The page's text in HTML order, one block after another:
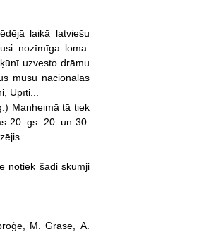
laikā latviešu
nozīmīga loma.
uzvesto drāmu
mūsu nacionālās
Upīti...
Manheimā tā tiek
20. gs. 20. un 30.
notiek šādi skumji
M. Grase, A.